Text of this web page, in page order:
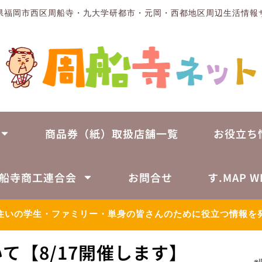
福岡市西区周船寺・九大学研都市・元岡・西都地区周辺生活情報
商品券（紙）取扱店舗一覧 お役立ち
寺商工連合会 お問合せ す.MAP
いの学生・ファミリー・単身の皆さんのために役立つ情報を
【8/17開催します】